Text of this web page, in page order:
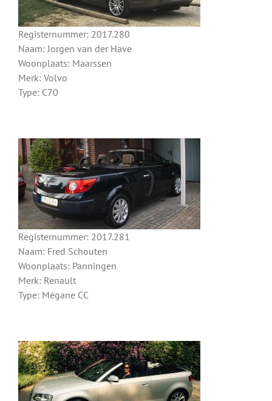
Registernummer: 2017.280
Naam: Jorgen van der Have
Woonplaats: Maarssen
Merk: Volvo
Type: C70
Registernummer: 2017.281
Naam: Fred Schouten
Woonplaats: Panningen
Merk: Renault
Type: Mégane CC